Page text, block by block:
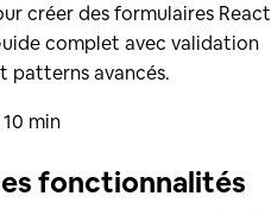
créer des formulaires React
complet avec validation
patterns avancés.
10 min
fonctionnalités